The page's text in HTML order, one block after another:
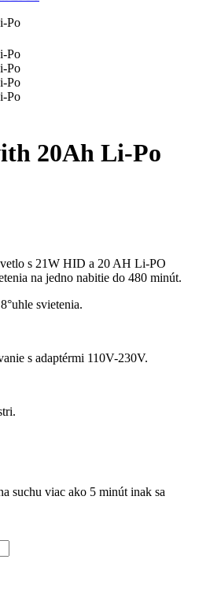
20Ah Li-Po
s 21W HID a 20 AH Li-PO
na jedno nabitie do 480 minút.
svietenia.
s adaptérmi 110V-230V.
suchu viac ako 5 minút inak sa